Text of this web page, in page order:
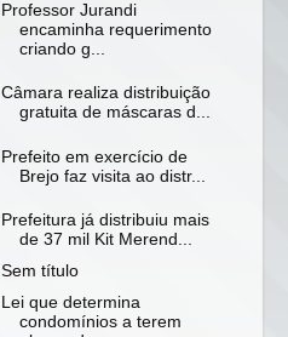
Professor Jurandi
encaminha requerimento
criando g...
Câmara realiza distribuição
gratuita de máscaras d...
Prefeito em exercício de
Brejo faz visita ao distr...
Prefeitura já distribuiu mais
de 37 mil Kit Merend...
Sem título
Lei que determina
condomínios a terem